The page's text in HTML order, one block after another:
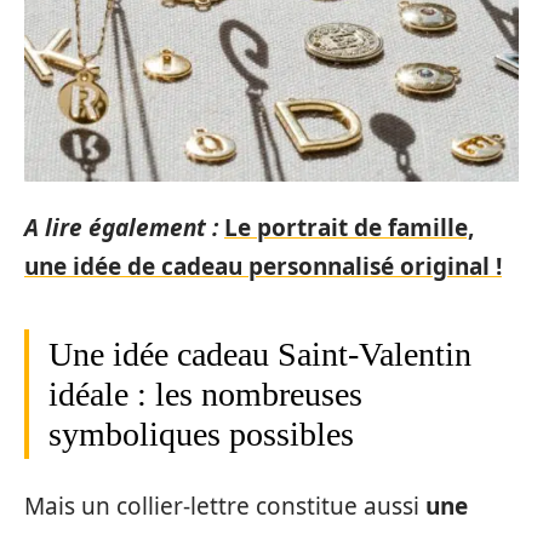
A lire également : Le portrait de famille,
une idée de cadeau personnalisé original !
Une idée cadeau Saint-Valentin
idéale : les nombreuses
symboliques possibles
Mais un collier-lettre constitue aussi une